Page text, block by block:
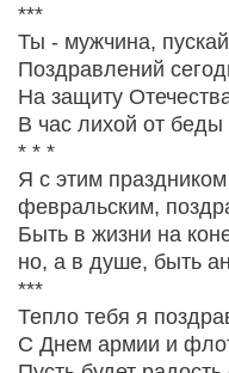
***
Ты - мужчина,
Поздравлений
На защиту
В час лихой от
* * *
Я с этим
февральским,
Быть в жизни на
но, а в душе, быть
***
Тепло тебя я
С Днем армии и